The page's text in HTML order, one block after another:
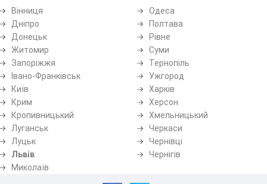
Вінниця
Дніпро
Донецьк
Житомир
Запоріжжя
Івано-Франківськ
Київ
Крим
Кропивницький
Луганськ
Луцьк
Львів
Миколаїв
Одеса
Полтава
Рівне
Суми
Тернопіль
Ужгород
Харків
Херсон
Хмельницький
Черкаси
Чернівці
Чернігів